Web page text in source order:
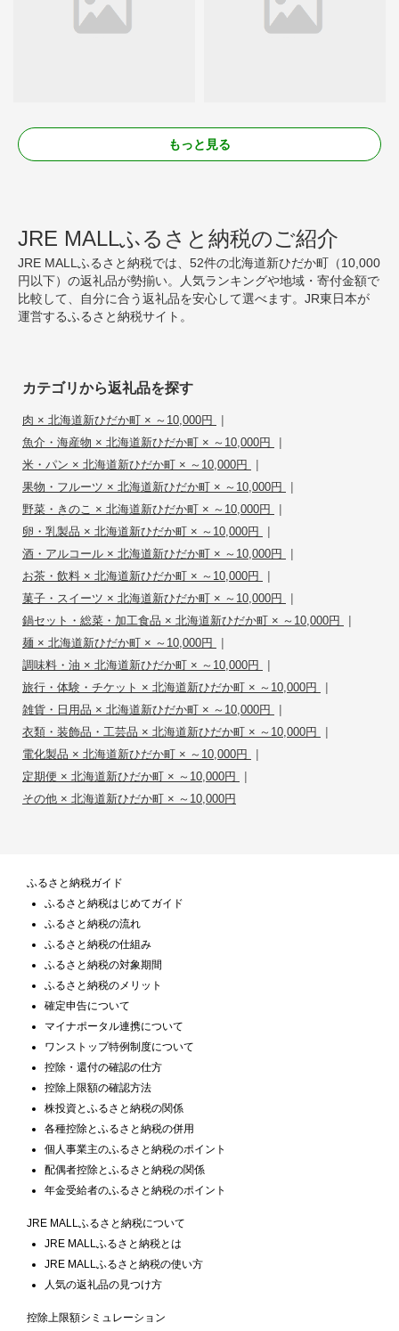
もっと見る
JRE MALLふるさと納税のご紹介
JRE MALLふるさと納税では、52件の北海道新ひだか町（10,000
円以下）の返礼品が勢揃い。人気ランキングや地域・寄付金額で
比較して、自分に合う返礼品を安心して選べます。JR東日本が
運営するふるさと納税サイト。
カテゴリから返礼品を探す
肉 × 北海道新ひだか町 × ～10,000円 |
魚介・海産物 × 北海道新ひだか町 × ～10,000円 |
米・パン × 北海道新ひだか町 × ～10,000円 |
果物・フルーツ × 北海道新ひだか町 × ～10,000円 |
野菜・きのこ × 北海道新ひだか町 × ～10,000円 |
卵・乳製品 × 北海道新ひだか町 × ～10,000円 |
酒・アルコール × 北海道新ひだか町 × ～10,000円 |
お茶・飲料 × 北海道新ひだか町 × ～10,000円 |
菓子・スイーツ × 北海道新ひだか町 × ～10,000円 |
鍋セット・総菜・加工食品 × 北海道新ひだか町 × ～10,000円 |
麺 × 北海道新ひだか町 × ～10,000円 |
調味料・油 × 北海道新ひだか町 × ～10,000円 |
旅行・体験・チケット × 北海道新ひだか町 × ～10,000円 |
雑貨・日用品 × 北海道新ひだか町 × ～10,000円 |
衣類・装飾品・工芸品 × 北海道新ひだか町 × ～10,000円 |
電化製品 × 北海道新ひだか町 × ～10,000円 |
定期便 × 北海道新ひだか町 × ～10,000円 |
その他 × 北海道新ひだか町 × ～10,000円
ふるさと納税ガイド
ふるさと納税はじめてガイド
ふるさと納税の流れ
ふるさと納税の仕組み
ふるさと納税の対象期間
ふるさと納税のメリット
確定申告について
マイナポータル連携について
ワンストップ特例制度について
控除・還付の確認の仕方
控除上限額の確認方法
株投資とふるさと納税の関係
各種控除とふるさと納税の併用
個人事業主のふるさと納税のポイント
配偶者控除とふるさと納税の関係
年金受給者のふるさと納税のポイント
JRE MALLふるさと納税について
JRE MALLふるさと納税とは
JRE MALLふるさと納税の使い方
人気の返礼品の見つけ方
控除上限額シミュレーション